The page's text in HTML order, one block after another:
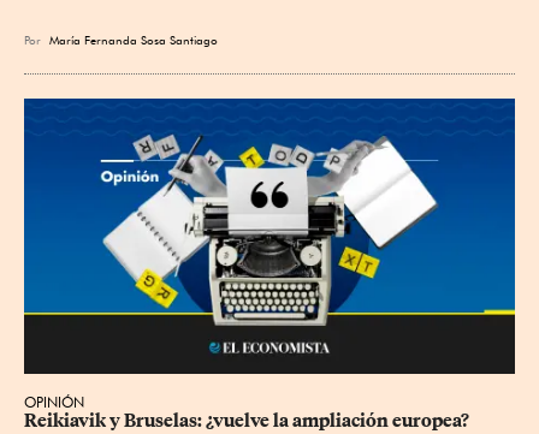
Por María Fernanda Sosa Santiago
OPINIÓN
Reikiavik y Bruselas: ¿vuelve la ampliación europea?